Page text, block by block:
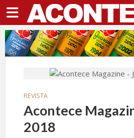
REVISTA
Acontece
2018